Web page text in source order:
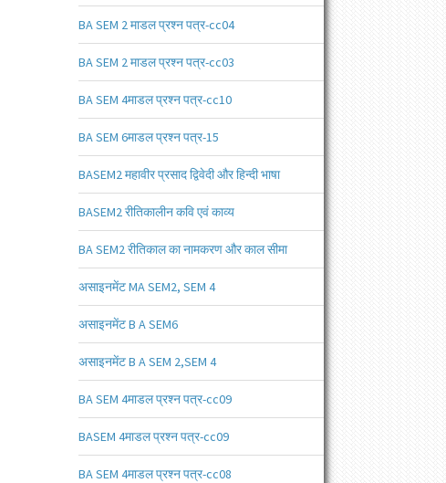
BA SEM 2 माडल प्रश्न पत्र-cc04
BA SEM 2 माडल प्रश्न पत्र-cc03
BA SEM 4माडल प्रश्न पत्र-cc10
BA SEM 6माडल प्रश्न पत्र-15
BASEM2 महावीर प्रसाद द्विवेदी और हिन्दी भाषा
BASEM2 रीतिकालीन कवि एवं काव्य
BA SEM2 रीतिकाल का नामकरण और काल सीमा
असाइनमेंट MA SEM2, SEM 4
असाइनमेंट B A SEM6
असाइनमेंट B A SEM 2,SEM 4
BA SEM 4माडल प्रश्न पत्र-cc09
BASEM 4माडल प्रश्न पत्र-cc09
BA SEM 4माडल प्रश्न पत्र-cc08